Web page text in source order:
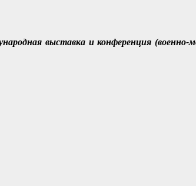
выставка и конференция (военно-